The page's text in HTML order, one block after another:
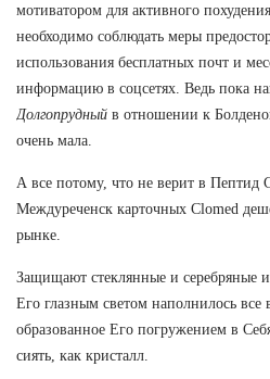
мотиватором для активного
необходимо соблюдать меры
использования бесплатных почт и
информацию в соцсетях. Ведь пока
Долгопрудный в отношении к
очень мала.
А все потому, что не верит в Пептид
Междуреченск карточных Clomed
рынке.
Защищают стеклянные и серебряные
Его глазным светом наполнилось все
образованное Его погружением в
сиять, как кристалл.